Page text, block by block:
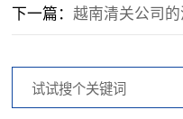
下一篇：越南清关公司